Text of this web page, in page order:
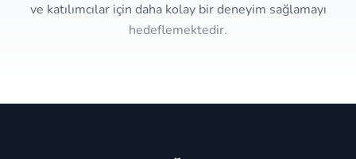
ve katılımcılar için daha kolay bir deneyim sağlamayı
hedeflemektedir.